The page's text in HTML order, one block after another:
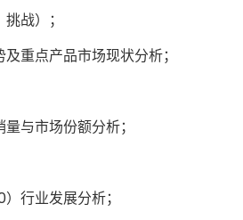
战）；
重点产品市场现状分析；
与市场份额分析；
行业发展分析；